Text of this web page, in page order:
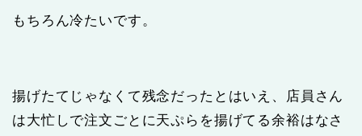
もちろん冷たいです。
揚げたてじゃなくて残念だったとはいえ、店員さん
は大忙しで注文ごとに天ぷらを揚げてる余裕はなさ